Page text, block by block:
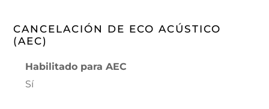
CANCELACIÓN DE ECO ACÚSTICO
(AEC)
Habilitado para AEC
Sí